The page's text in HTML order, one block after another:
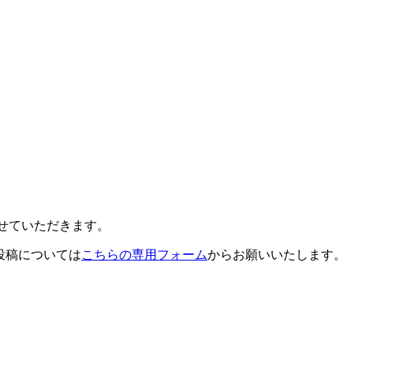
いただきます。
稿についてはこちらの専用フォームからお願いいたします。